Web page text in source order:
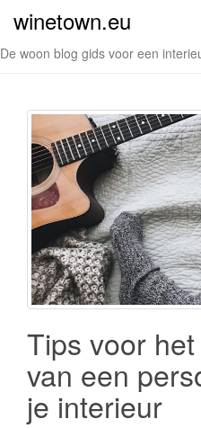
winetown.eu
De woon blog gids voor een
Tips voor
van een
je interieur